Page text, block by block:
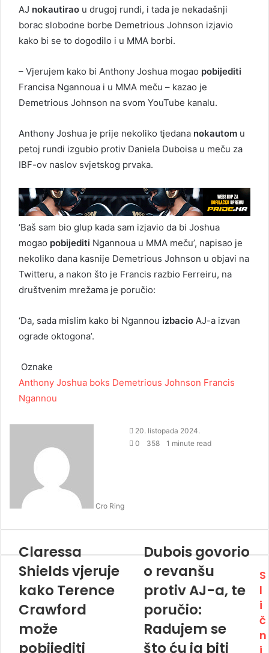
AJ nokautirao u drugoj rundi, i tada je nekadašnji
borac slobodne borbe Demetrious Johnson izjavio
kako bi se to dogodilo i u MMA borbi.
– Vjerujem kako bi Anthony Joshua mogao pobijediti
Francisa Ngannoua i u MMA meču – kazao je
Demetrious Johnson na svom YouTube kanalu.
Anthony Joshua je prije nekoliko tjedana nokautom u
petoj rundi izgubio protiv Daniela Duboisa u meču za
IBF-ov naslov svjetskog prvaka.
‘Baš sam bio glup kada sam izjavio da bi Joshua
mogao pobijediti Ngannoua u MMA meču’, napisao je
nekoliko dana kasnije Demetrious Johnson u objavi na
Twitteru, a nakon što je Francis razbio Ferreiru, na
društvenim mrežama je poručio:
‘Da, sada mislim kako bi Ngannou izbacio AJ-a izvan
ograde oktogona’.
Oznake
Anthony Joshua boks Demetrious Johnson Francis
Ngannou
Cro Ring
20. listopada 2024.
0
358 1 minute read
Claressa
Shields vjeruje
kako Terence
Crawford
može
pobijediti
Dubois govorio
o revanšu
protiv AJ-a, te
poručio:
Radujem se
što ću ja biti
S
l
i
č
n